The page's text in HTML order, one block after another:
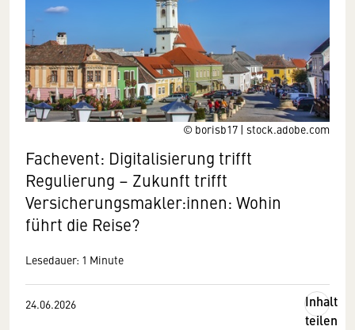
© borisb17 | stock.adobe.com
Fachevent: Digitalisierung trifft
Regulierung – Zukunft trifft
Versicherungsmakler:innen: Wohin
führt die Reise?
Lesedauer: 1 Minute
24.06.2026
Inhalt
teilen